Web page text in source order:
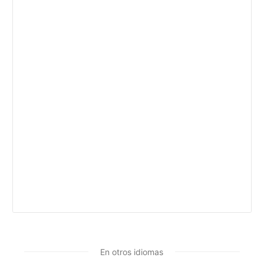
En otros idiomas